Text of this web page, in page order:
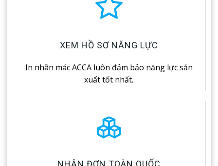
XEM HỒ SƠ NĂNG LỰC
In nhãn mác ACCA luôn đảm bảo năng lực sản
xuất tốt nhất.
NHẬN ĐƠN TOÀN QUỐC